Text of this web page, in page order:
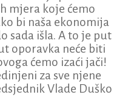
mjera koje ćemo
bi naša ekonomija
sada išla. A to je put
oporavka neće biti
ćemo izaći jači!
za sve njene
Vlade Duško